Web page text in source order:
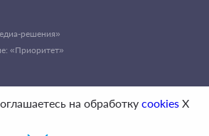
решения»
«Приоритет»
на обработку cookies X